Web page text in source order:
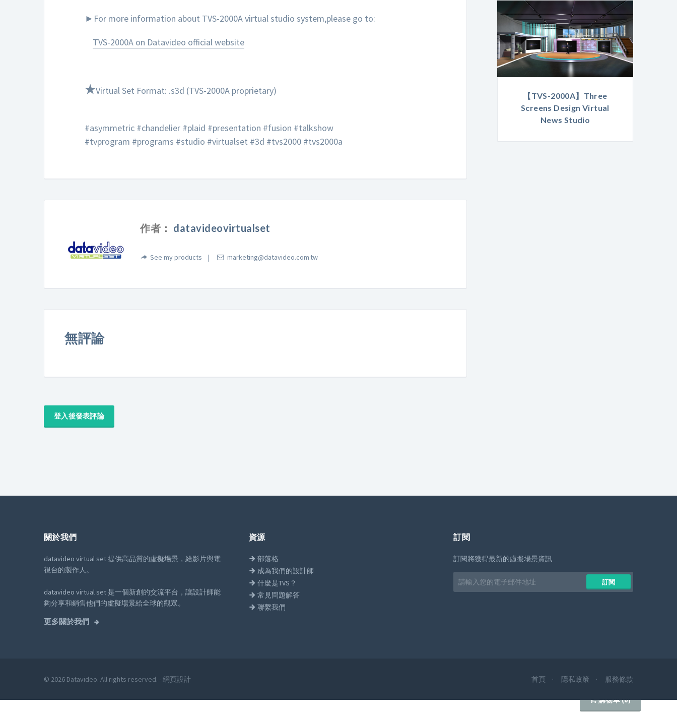
►For more information about TVS-2000A virtual studio system,please go to:
TVS-2000A on Datavideo official website
★Virtual Set Format: .s3d (TVS-2000A proprietary)
#asymmetric #chandelier #plaid #presentation #fusion #talkshow
#tvprogram #programs #studio #virtualset #3d #tvs2000 #tvs2000a
作者： datavideovirtualset
See my products marketing@datavideo.com.tw
無評論
登入後發表評論
【TVS-2000A】Three
Screens Design Virtual
News Studio
關於我們
datavideo virtual set 提供高品質的虛擬場景，給影片與電
視台的製作人。
datavideo virtual set 是一個新創的交流平台，讓設計師能
夠分享和銷售他們的虛擬場景給全球的觀眾。
更多關於我們
資源
部落格
成為我們的設計師
什麼是TVS？
常見問題解答
聯繫我們
訂閱
訂閱將獲得最新的虛擬場景資訊
Email
address
訂閱
© 2026 Datavideo. All rights reserved. -網頁設計 首頁 隱私政策 服務條款
購物車 (0)